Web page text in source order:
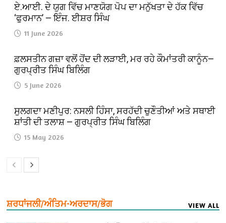
ਏ.ਆਈ. ਦੇ ਯੁਗ ਵਿੱਚ ਮਾਣਯੋਗ ਪੋਪ ਦਾ ਮਨੁੱਖਤਾ ਦੇ ਹੱਕ ਵਿੱਚ
‘ਫੁਰਮਾਨ’ — ਇੰਜ. ਈਸ਼ਰ ਸਿੰਘ
11 June 2026
ਫ਼ਲਸਤੀਨ ਗਜ਼ਾ ਵਲੋਂ ਹੋਂਦ ਦੀ ਲੜਾਈ, ਮਰ ਰਹੇ ਕੌਮਾਂਤਰੀ ਕਾਨੂੰਨ—
ਗੁਰਪ੍ਰੀਤ ਸਿੰਘ ਬਿਲਿੰਗ
5 June 2026
ਸੁਲਗਦਾ ਮਣੀਪੁਰ: ਨਸਲੀ ਹਿੰਸਾ, ਸਰਹੱਦੀ ਚੁਣੌਤੀਆਂ ਅਤੇ ਸਥਾਈ
ਸ਼ਾਂਤੀ ਦੀ ਤਲਾਸ਼ — ਗੁਰਪ੍ਰੀਤ ਸਿੰਘ ਬਿਲਿੰਗ
15 May 2026
ਸ਼ਰਧਾਂਜਲੀ/ਅੰਤਿਮ-ਅਰਦਾਸ/ਭੋਗ VIEW ALL